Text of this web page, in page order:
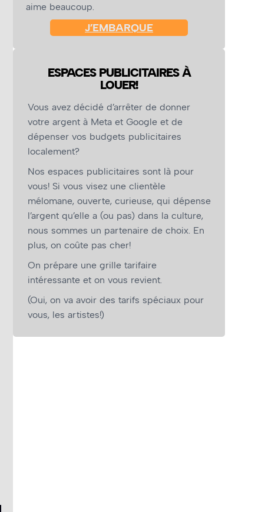
aime beaucoup.
J’EMBARQUE
ESPACES PUBLICITAIRES À
LOUER!
Vous avez décidé d’arrêter de donner
votre argent à Meta et Google et de
dépenser vos budgets publicitaires
localement?
Nos espaces publicitaires sont là pour
vous! Si vous visez une clientèle
mélomane, ouverte, curieuse, qui dépense
l’argent qu’elle a (ou pas) dans la culture,
nous sommes un partenaire de choix. En
plus, on coûte pas cher!
On prépare une grille tarifaire
intéressante et on vous revient.
(Oui, on va avoir des tarifs spéciaux pour
vous, les artistes!)